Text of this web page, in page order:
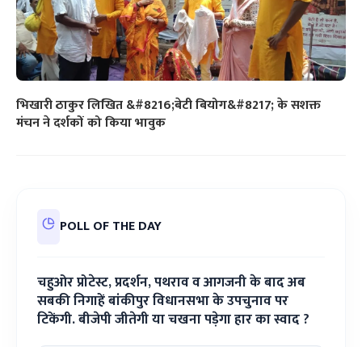
भिखारी ठाकुर लिखित &#8216;बेटी बियोग&#8217; के सशक्त
मंचन ने दर्शकों को किया भावुक
POLL OF THE DAY
चहुओर प्रोटेस्ट, प्रदर्शन, पथराव व आगजनी के बाद अब
सबकी निगाहें बांकीपुर विधानसभा के उपचुनाव पर
टिकेंगी. बीजेपी जीतेगी या चखना पड़ेगा हार का स्वाद ?